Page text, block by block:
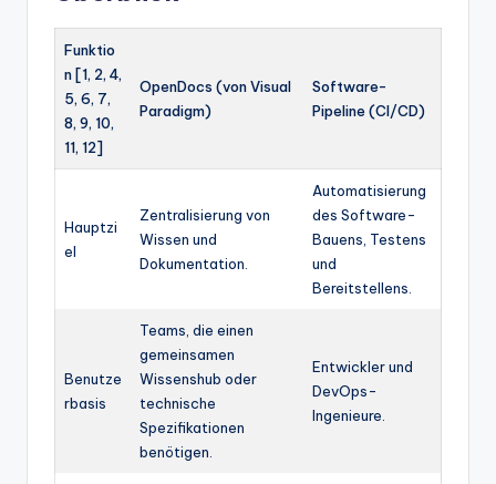
Funktio
n [1, 2, 4,
5, 6, 7,
8, 9, 10,
11, 12]
OpenDocs (von Visual
Paradigm)
Software-
Pipeline (CI/CD)
Hauptzi
el
Zentralisierung von
Wissen und
Dokumentation.
Automatisierung
des Software-
Bauens, Testens
und
Bereitstellens.
Benutze
rbasis
Teams, die einen
gemeinsamen
Wissenshub oder
technische
Spezifikationen
benötigen.
Entwickler und
DevOps-
Ingenieure.